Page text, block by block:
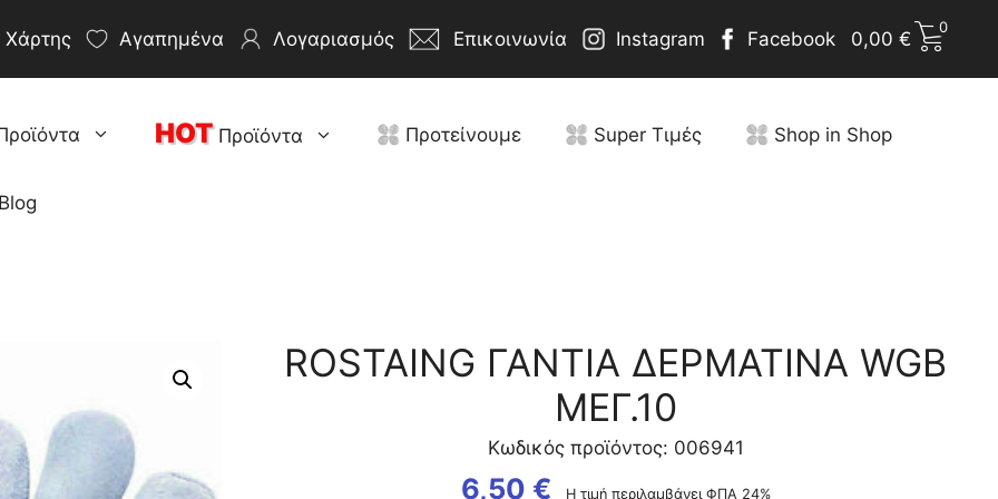
Χάρτης Αγαπημένα Λογαριασμός Επικοινωνία Instagram Facebook 0,00 €
0
HOTΠροϊόντα Προτείνουμε Super Τιμές Shop in Shop
Blog
ROSTAING ΓΑΝΤΙΑ ΔΕΡΜΑΤΙΝΑ WGB
ΜΕΓ.10
Κωδικός προϊόντος: 006941
6,50 € Η τιμή περιλαμβάνει ΦΠΑ 24%